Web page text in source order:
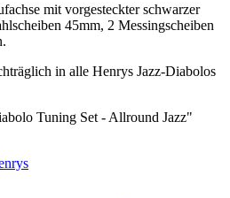
mit vorgesteckter schwarzer
45mm, 2 Messingscheiben
in alle Henrys Jazz-Diabolos
Tuning Set - Allround Jazz"